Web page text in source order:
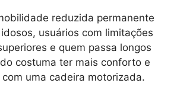
reduzida permanente
usuários com limitações
e quem passa longos
costuma ter mais conforto e
uma cadeira motorizada.